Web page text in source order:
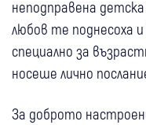
неподправена
любов те поднесоха
специално за
носеше лично
За доброто